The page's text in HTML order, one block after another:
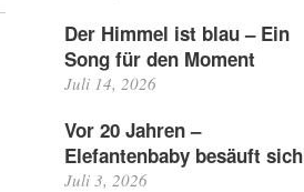
Der Himmel ist blau – Ein
Song für den Moment
Juli 14, 2026
Vor 20 Jahren –
Elefantenbaby besäuft sich
Juli 3, 2026